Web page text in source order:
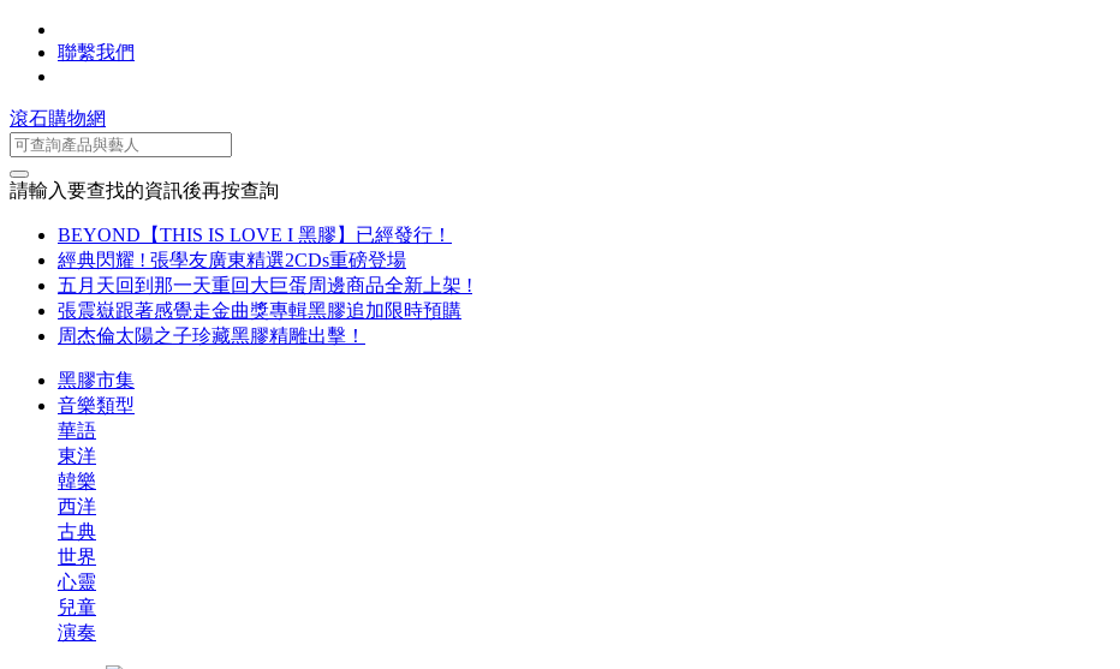
聯繫我們
滾石購物網
請輸入要查找的資訊後再按查詢
BEYOND【THIS IS LOVE I 黑膠】已經發行！
經典閃耀 ! 張學友廣東精選2CDs重磅登場
五月天回到那一天重回大巨蛋周邊商品全新上架 !
張震嶽跟著感覺走金曲獎專輯黑膠追加限時預購
周杰倫太陽之子珍藏黑膠精雕出擊！
黑膠市集
音樂類型
華語
東洋
韓樂
西洋
古典
世界
心靈
兒童
演奏